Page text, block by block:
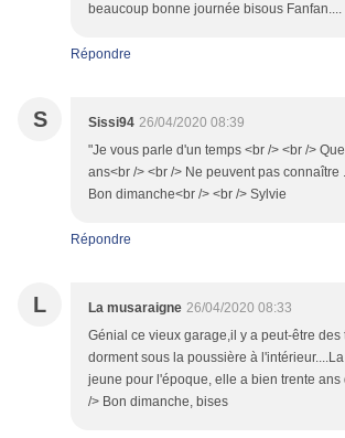
beaucoup bonne journée bisous Fanfan....
Répondre
S Sissi94 26/04/2020 08:39
"Je vous parle d'un temps <br /> <br />
ans<br /> <br /> Ne peuvent pas connaître
Bon dimanche<br /> <br /> Sylvie
Répondre
L La musaraigne 26/04/2020 08:33
Génial ce vieux garage,il y a peut-être des
dorment sous la poussière à
jeune pour l'époque, elle a bien trente ans
/> Bon dimanche, bises